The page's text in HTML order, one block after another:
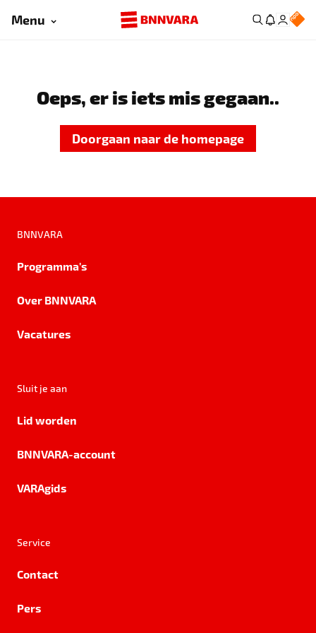
Menu
Oeps, er is iets mis gegaan..
Doorgaan naar de homepage
BNNVARA
Programma's
Over BNNVARA
Vacatures
Sluit je aan
Lid worden
BNNVARA-account
VARAgids
Service
Contact
Pers